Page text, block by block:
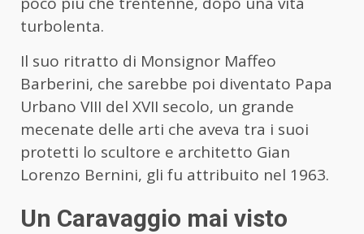
turbolenta.
Il suo ritratto di Monsignor Maffeo
Barberini, che sarebbe poi diventato Papa
Urbano VIII del XVII secolo, un grande
mecenate delle arti che aveva tra i suoi
protetti lo scultore e architetto Gian
Lorenzo Bernini, gli fu attribuito nel 1963.
Un Caravaggio mai visto